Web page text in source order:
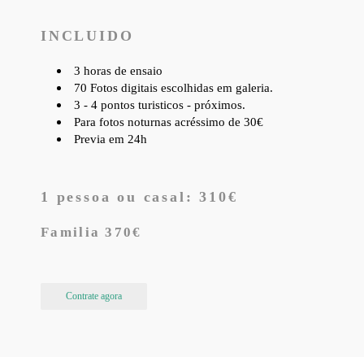
INCLUIDO
3 horas de ensaio
70 Fotos digitais escolhidas em galeria.
3 - 4 pontos turisticos - próximos.
Para fotos noturnas acréssimo de 30€
Previa em 24h
1 pessoa ou casal: 310€
Familia 370€
Contrate agora